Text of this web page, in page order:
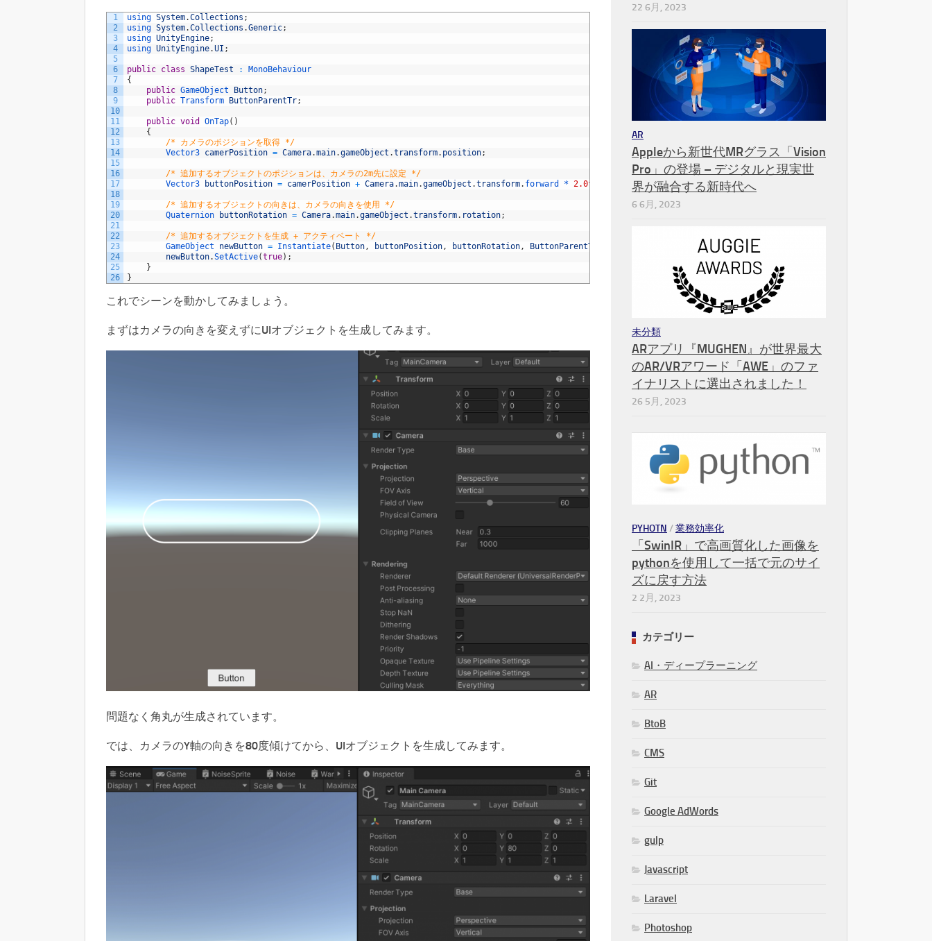
1
2
3
4
5
6
7
8
9
10
11
12
13
14
15
16
17
18
19
20
21
22
23
24
25
26
using System.Collections ;
using System.Collections .Generic;
using UnityEngine;
using UnityEngine.UI ;
public class ShapeTest :
MonoBehaviour
{
public GameObject Button;
public Transform ButtonParentTr;
public void OnTap( )
{
/* カメラのポジションを取得 */
Vector3 camerPosition = Camera.main.gameObject .transform. position;
/* 追加するオブジェクトのポジションは、カメラの2m先に設定 */
Vector3
buttonPosition = camerPosition + Camera.main.gameObject .transform. forward * 2.0f
/* 追加するオブジェクトの向きは、カメラの向きを使用 */
Quaternion
buttonRotation = Camera.main.gameObject .transform. rotation;
/* 追加するオブジェクトを生成 + アクティベート */
GameObject newButton = Instantiate( Button, buttonPosition, buttonRotation, ButtonParentTr
newButton.SetActive(true) ;
}
}
これでシーンを動かしてみましょう。
まずはカメラの向きを変えずにUIオブジェクトを生成してみます。
問題なく角丸が生成されています。
では、カメラのY軸の向きを80度傾けてから、UIオブジェクトを生成してみます。
22 6月, 2023
AR
Appleから新世代MRグラス「Vision
Pro」の登場 – デジタルと現実世
界が融合する新時代へ
6 6月, 2023
未分類
ARアプリ『MUGHEN』が世界最大
のAR/VRアワード「AWE」のファ
イナリストに選出されました！
26 5月, 2023
PYHOTN /業務効率化
「SwinIR」で高画質化した画像を
pythonを使用して一括で元のサイ
ズに戻す方法
2 2月, 2023
カテゴリー
AI・ディープラーニング
AR
BtoB
CMS
Git
Google AdWords
gulp
Javascript
Laravel
Photoshop